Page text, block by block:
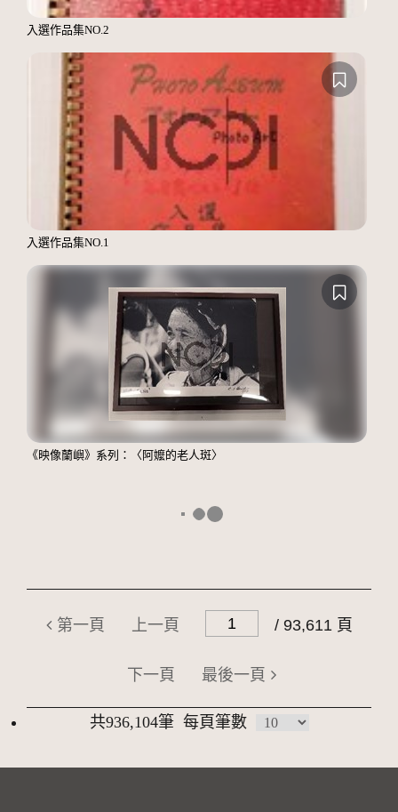
入選作品集NO.2
入選作品集NO.1
《映像蘭嶼》系列：〈阿嬤的老人斑〉
第一頁 上一頁 / 93,611 頁
下一頁 最後一頁
共936,104筆 每頁筆數